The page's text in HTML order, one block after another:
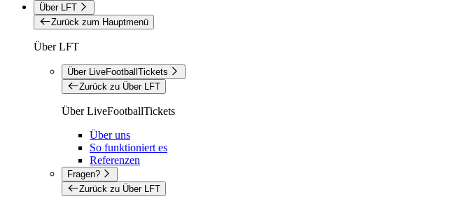
Über LFT
Zurück zum Hauptmenü
Über LFT
Über LiveFootballTickets
Zurück zu Über LFT
Über LiveFootballTickets
Über uns
So funktioniert es
Referenzen
Fragen?
Zurück zu Über LFT